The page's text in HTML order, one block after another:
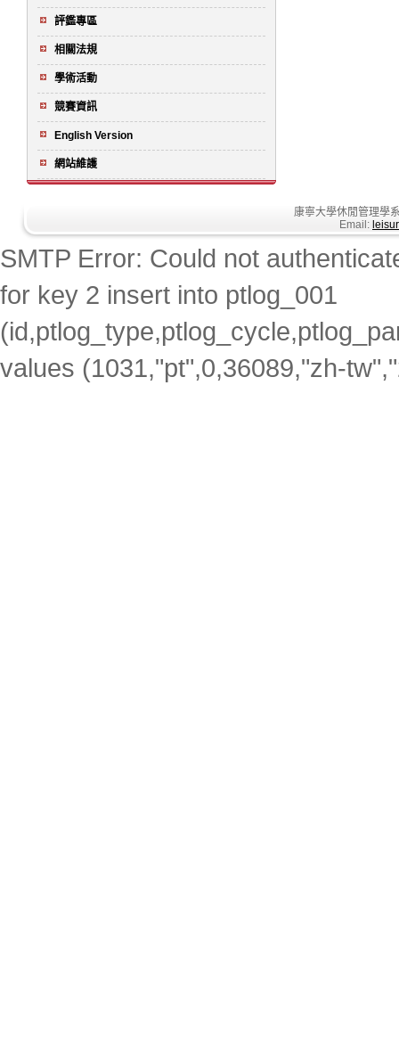
評鑑專區
相關法規
學術活動
競賽資訊
English Version
網站維護
康寧大學休閒管理學
Email:
SMTP Error: Could not
for key 2 insert into ptlog_001
values (1031,"pt",0,36089,"zh-